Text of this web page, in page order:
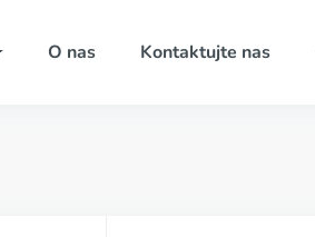
O nas Kontaktujte nas